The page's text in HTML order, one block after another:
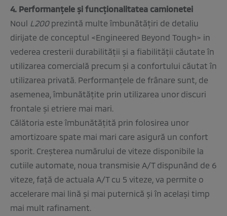
4. Performanţele şi funcţionalitatea camionetei
Noul L200prezintă multe îmbunătăţiri de detaliu
dirijate de conceptul <Engineered Beyond Tough> in
vederea cresterii durabilităţii şi a fiabilităţii căutate în
utilizarea comercială precum şi a confortului căutat în
utilizarea privată. Performanţele de frânare sunt, de
asemenea, îmbunătăţite prin utilizarea unor discuri
frontale şi etriere mai mari.
Călătoria este îmbunătăţită prin folosirea unor
amortizoare spate mai mari care asigură un confort
sporit. Creşterea numărului de viteze disponibile la
cutiile automate, noua transmisie A/T dispunând de 6
viteze, faţă de actuala A/T cu 5 viteze, va permite o
accelerare mai lină şi mai puternică şi în acelaşi timp
mai mult rafinament.